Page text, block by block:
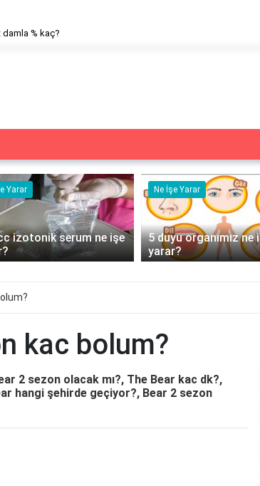
% kaç?
Yarar
organımız ne işe
Eş Anlamlısı
Acemi Kelimesinin Eş
Anlamlısı Nedir?
kac bolum?
2 sezon olacak mı?, The Bear kac dk?,
hangi şehirde geçiyor?, Bear 2 sezon